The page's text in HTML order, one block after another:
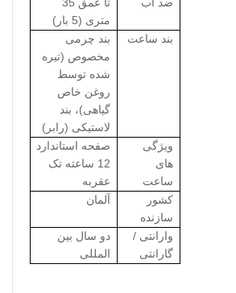
متری (5 بار)
بند ساعت
بند چرمی
مخصوص (تیره
شده توسط
روغن خاص
گیاهی)، بند
لاستیکی (رابر)
ویژگی
های
ساعت
صفحه استاندارد
12 ساعته تک
عقربه
کشور
سازنده
آلمان
وارانتی /
گارانتی
دو سال بین
المللی